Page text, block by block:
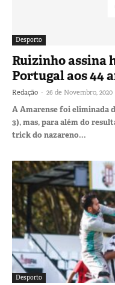
Desporto
Ruizinho assina
Portugal aos 44
Redação - 26 de Novembro, 2020
A Amarense foi eliminada
3), mas, para além do
trick do nazareno...
Desporto